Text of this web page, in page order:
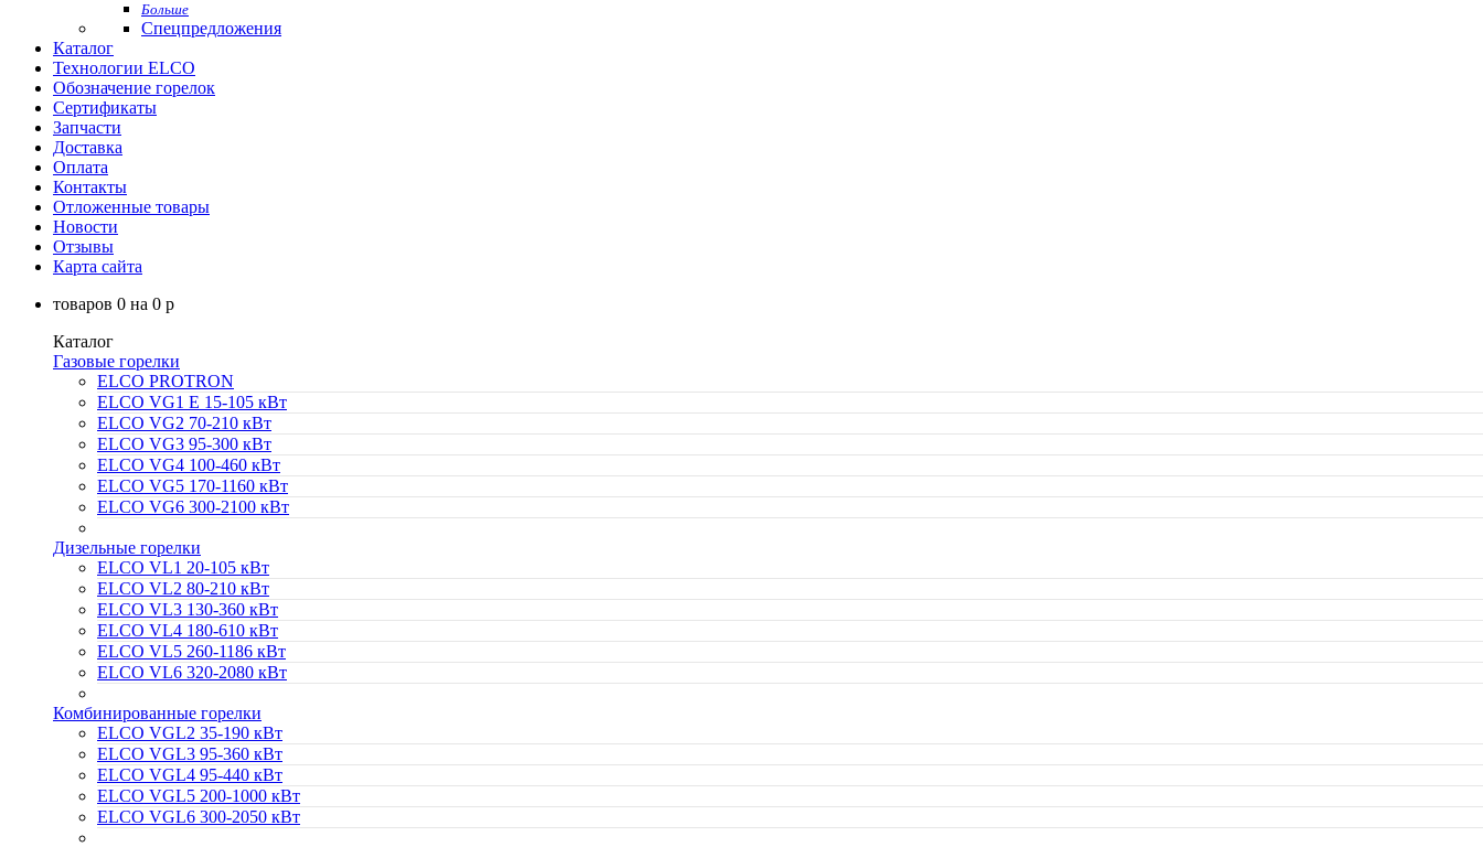
Больше
Спецпредложения
Каталог
Технологии ELCO
Обозначение горелок
Сертификаты
Запчасти
Доставка
Оплата
Контакты
Отложенные товары
Новости
Отзывы
Карта сайта
товаров 0 на 0 p
Каталог
Газовые горелки
ELCO PROTRON
ELCO VG1 E 15-105 кВт
ELCO VG2 70-210 кВт
ELCO VG3 95-300 кВт
ELCO VG4 100-460 кВт
ELCO VG5 170-1160 кВт
ELCO VG6 300-2100 кВт
Дизельные горелки
ELCO VL1 20-105 кВт
ELCO VL2 80-210 кВт
ELCO VL3 130-360 кВт
ELCO VL4 180-610 кВт
ELCO VL5 260-1186 кВт
ELCO VL6 320-2080 кВт
Комбинированные горелки
ELCO VGL2 35-190 кВт
ELCO VGL3 95-360 кВт
ELCO VGL4 95-440 кВт
ELCO VGL5 200-1000 кВт
ELCO VGL6 300-2050 кВт